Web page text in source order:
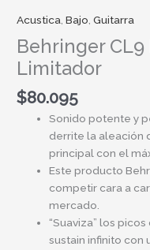
Acustica ,Bajo ,Guitarra
Behringer
Limitador
$80.095
Sonido potente y
derrite la aleación
principal con el
Este producto
competir cara a
mercado.
“Suaviza” los
sustain infinito con